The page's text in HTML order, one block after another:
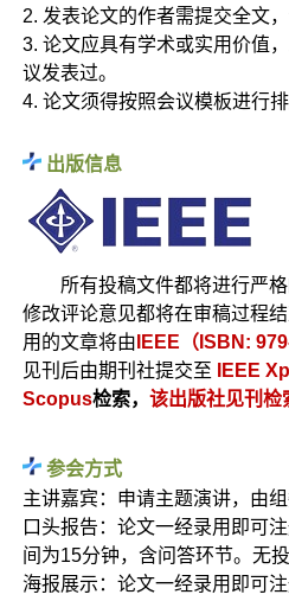
2. 发表论文的作者需提交全文
3. 论文应具有学术或实用价值
议发表过。
4. 论文须得按照会议模板进行排
出版信息
所有投稿文件都将进行严
修改评论意见都将在审稿过程
用的文章将由 IEEE（ISBN:
见刊后由期刊社提交至 IEEE
Scopus检索，该出版社见刊检
参会方式
主讲嘉宾：申请主题演讲，由
口头报告：论文一经录用即可
间为15分钟，含问答环节。无
海报展示：论文一经录用即可